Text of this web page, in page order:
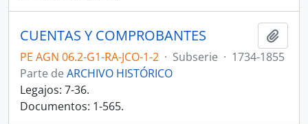
CUENTAS Y COMPROBANTES
PE AGN 06.2-G1-RA-JCO-1-2 · Subserie · 1734-1855
Parte de ARCHIVO HISTÓRICO
Legajos: 7-36.
Documentos: 1-565.